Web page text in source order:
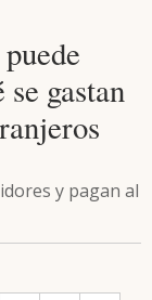
gastan
y pagan al